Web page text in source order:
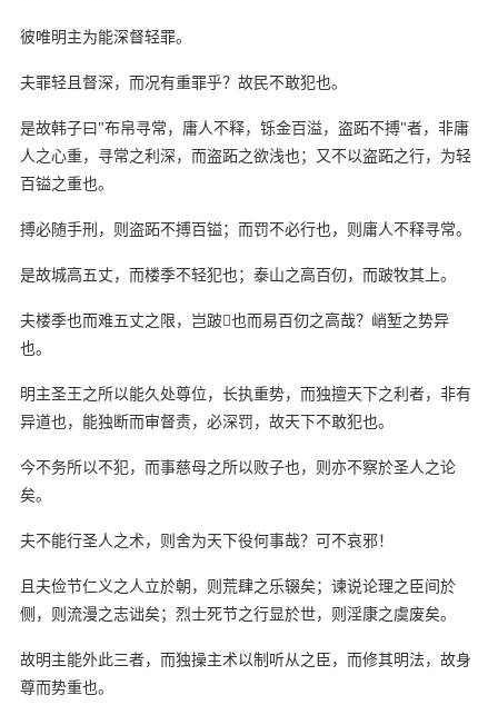
彼唯明主为能深督轻罪。
夫罪轻且督深，而况有重罪乎？故民不敢犯也。
是故韩子曰"布帛寻常，庸人不释，铄金百溢，盗跖不搏"者，非庸
人之心重，寻常之利深，而盗跖之欲浅也；又不以盗跖之行，为轻
百镒之重也。
搏必随手刑，则盗跖不搏百镒；而罚不必行也，则庸人不释寻常。
是故城高五丈，而楼季不轻犯也；泰山之高百仞，而跛牧其上。
夫楼季也而难五丈之限，岂跛也而易百仞之高哉？峭堑之势异
也。
明主圣王之所以能久处尊位，长执重势，而独擅天下之利者，非有
异道也，能独断而审督责，必深罚，故天下不敢犯也。
今不务所以不犯，而事慈母之所以败子也，则亦不察於圣人之论
矣。
夫不能行圣人之术，则舍为天下役何事哉？可不哀邪！
且夫俭节仁义之人立於朝，则荒肆之乐辍矣；谏说论理之臣间於
侧，则流漫之志诎矣；烈士死节之行显於世，则淫康之虞废矣。
故明主能外此三者，而独操主术以制听从之臣，而修其明法，故身
尊而势重也。